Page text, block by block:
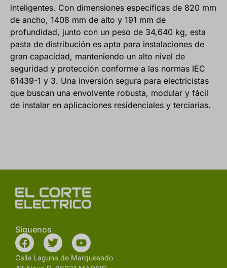
inteligentes. Con dimensiones específicas de 820 mm
de ancho, 1408 mm de alto y 191 mm de
profundidad, junto con un peso de 34,640 kg, esta
pasta de distribución es apta para instalaciones de
gran capacidad, manteniendo un alto nivel de
seguridad y protección conforme a las normas IEC
61439-1 y 3. Una inversión segura para electricistas
que buscan una envolvente robusta, modular y fácil
de instalar en aplicaciones residenciales y terciarias.
Siguenos
Calle Laguna de Marquesado